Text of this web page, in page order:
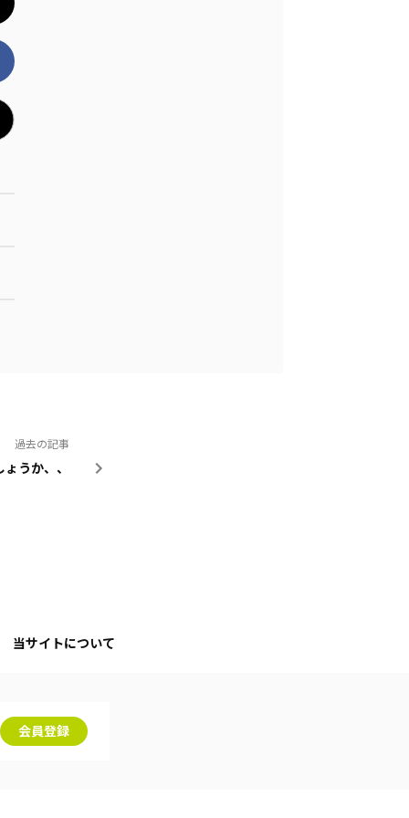
過去の記事
うか、、
当サイトについて
会員登録